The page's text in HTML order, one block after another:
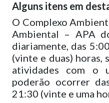
Alguns itens em
O Complexo
Ambiental – APA
diariamente, das
(vinte e duas) horas,
atividades com o
poderão ocorrer
21:30 (vinte e uma